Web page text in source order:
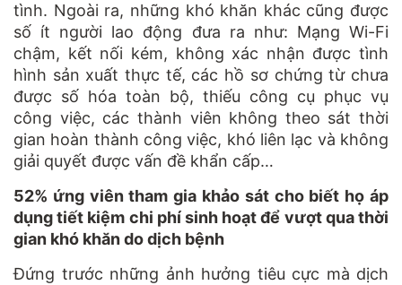
tình. Ngoài ra, những khó khăn khác cũng được
số ít người lao động đưa ra như: Mạng Wi-Fi
chậm, kết nối kém, không xác nhận được tình
hình sản xuất thực tế, các hồ sơ chứng từ chưa
được số hóa toàn bộ, thiếu công cụ phục vụ
công việc, các thành viên không theo sát thời
gian hoàn thành công việc, khó liên lạc và không
giải quyết được vấn đề khẩn cấp…
52% ứng viên tham gia khảo sát cho biết họ áp
dụng tiết kiệm chi phí sinh hoạt để vượt qua thời
gian khó khăn do dịch bệnh
Đứng trước những ảnh hưởng tiêu cực mà dịch